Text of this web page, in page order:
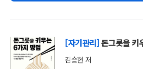
[자기관리]돈그릇을 키
김승현 저